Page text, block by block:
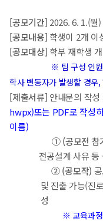
[공모기간] 2026. 6. 1.(월
[공모내용] 학생이 2개
[공모대상] 학부 재학생
※ 팀 구성 인
학사 변동자가 발생할 경우
[제출서류] 안내문의 작
hwpx)또는 PDF로 작성
이름)
① (공모전 참
전공설계 사유
② (공모작)
및 진출 가능(진
성
※ 교육과